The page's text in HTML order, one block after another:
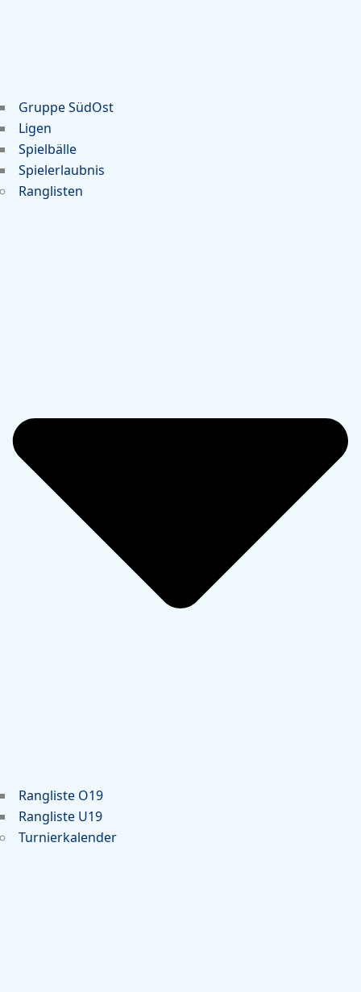
Gruppe SüdOst
Ligen
Spielbälle
Spielerlaubnis
Ranglisten
Rangliste O19
Rangliste U19
Turnierkalender